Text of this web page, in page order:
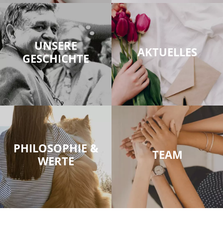
UNSERE
GESCHICHTE
AKTUELLES
PHILOSOPHIE &
WERTE
TEAM